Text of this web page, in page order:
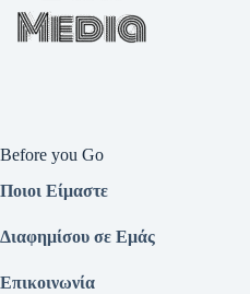
Before you Go
Ποιοι Είμαστε
Διαφημίσου σε Εμάς
Επικοινωνία